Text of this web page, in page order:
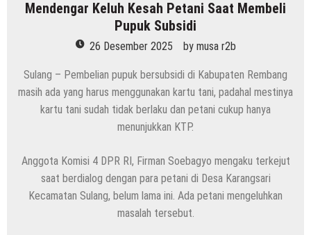
Mendengar Keluh Kesah Petani Saat Membeli
Pupuk Subsidi
26 Desember 2025 by musa r2b
Sulang – Pembelian pupuk bersubsidi di Kabupaten Rembang
masih ada yang harus menggunakan kartu tani, padahal mestinya
kartu tani sudah tidak berlaku dan petani cukup hanya
menunjukkan KTP.
Anggota Komisi 4 DPR RI, Firman Soebagyo mengaku terkejut
saat berdialog dengan para petani di Desa Karangsari
Kecamatan Sulang, belum lama ini. Ada petani mengeluhkan
masalah tersebut.